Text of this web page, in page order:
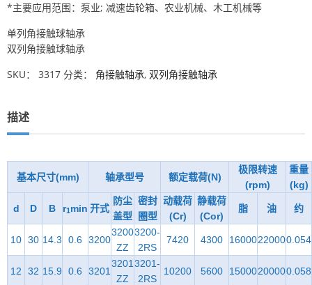
*主要应用范围：泵业; 减速齿轮箱、农业机械、木工机械等
单列角接触球轴承
双列角接触球轴承
SKU： 3317 分类： 角接触轴承, 双列角接触轴承
描述
基本尺寸(mm) 轴承型号 额定载荷(N)
极限转速
(rpm)
重量
(kg)
d D B r1 min 开式
防尘
盖型
密封
圈型
动载荷
(Cr)
静载荷
(Cor)
脂 油 约
10 30 14.3 0.6 3200
3200
ZZ
3200-
2RS
7420 4300 16000220000.054
12 32 15.9 0.6 3201
3201
ZZ
3201-
2RS
10200 5600 15000200000.058